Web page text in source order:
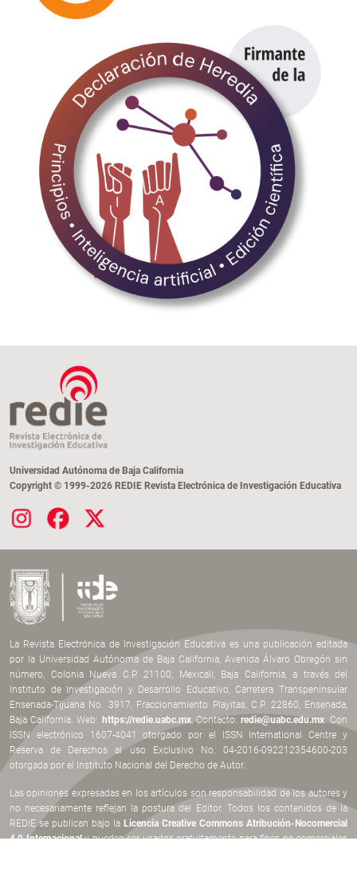
Universidad Autónoma de Baja California
Copyright © 1999-2026 REDIE Revista Electrónica de Investigación Educativa
La Revista Electrónica de Investigación Educativa es una publicación editada
por la Universidad Autónoma de Baja California, Avenida Álvaro Obregón sin
número, Colonia Nueva C.P. 21100, Mexicali, Baja California, a través del
Instituto de Investigación y Desarrollo Educativo, Carretera Transpeninsular
Ensenada-Tijuana No. 3917, Fraccionamiento Playitas, C.P. 22860, Ensenada,
Baja California. Web: https://redie.uabc.mx, Contacto: redie@uabc.edu.mx. Con
ISSN electrónico 1607-4041 otorgado por el ISSN International Centre y
Reserva de Derechos al uso Exclusivo No. 04-2016-092212354600-203
otorgada por el Instituto Nacional del Derecho de Autor.
Las opiniones expresadas en los artículos son responsabilidad de los autores y
no necesariamente reflejan la postura del Editor. Todos los contenidos de la
REDIE se publican bajo la Licencia Creative Commons Atribución-Nocomercial
4.0 Internacionaly pueden ser usados gratuitamente para fines no comerciales